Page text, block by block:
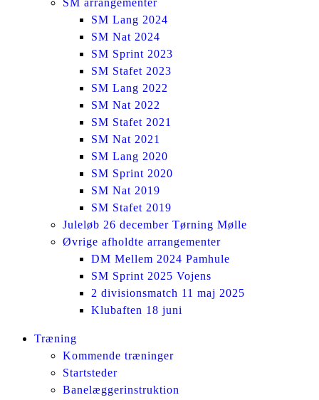
SM arrangementer
SM Lang 2024
SM Nat 2024
SM Sprint 2023
SM Stafet 2023
SM Lang 2022
SM Nat 2022
SM Stafet 2021
SM Nat 2021
SM Lang 2020
SM Sprint 2020
SM Nat 2019
SM Stafet 2019
Juleløb 26 december Tørning Mølle
Øvrige afholdte arrangementer
DM Mellem 2024 Pamhule
SM Sprint 2025 Vojens
2 divisionsmatch 11 maj 2025
Klubaften 18 juni
Facebook
InstagramTræning
Kommende træninger
Startsteder
Banelæggerinstruktion